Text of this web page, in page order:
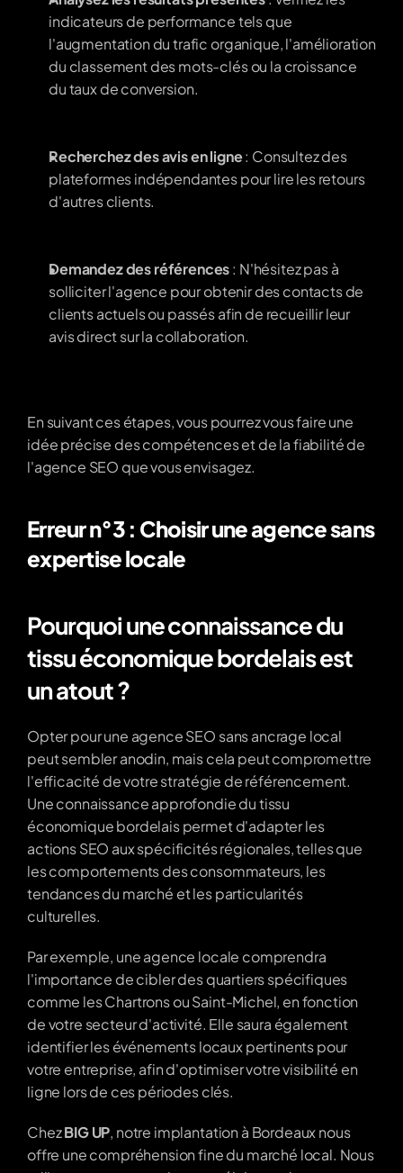
indicateurs de performance tels que
l'augmentation du trafic organique, l'amélioration
du classement des mots-clés ou la croissance
du taux de conversion.
Recherchez des avis en ligne : Consultez des
plateformes indépendantes pour lire les retours
d'autres clients.
Demandez des références : N'hésitez pas à
solliciter l'agence pour obtenir des contacts de
clients actuels ou passés afin de recueillir leur
avis direct sur la collaboration.
En suivant ces étapes, vous pourrez vous faire une
idée précise des compétences et de la fiabilité de
l'agence SEO que vous envisagez.
Erreur n°3 : Choisir une agence sans
expertise locale
Pourquoi une connaissance du
tissu économique bordelais est
un atout ?
Opter pour une agence SEO sans ancrage local
peut sembler anodin, mais cela peut compromettre
l'efficacité de votre stratégie de référencement.
Une connaissance approfondie du tissu
économique bordelais permet d'adapter les
actions SEO aux spécificités régionales, telles que
les comportements des consommateurs, les
tendances du marché et les particularités
culturelles.
Par exemple, une agence locale comprendra
l'importance de cibler des quartiers spécifiques
comme les Chartrons ou Saint-Michel, en fonction
de votre secteur d'activité. Elle saura également
identifier les événements locaux pertinents pour
votre entreprise, afin d'optimiser votre visibilité en
ligne lors de ces périodes clés.
Chez BIG UP, notre implantation à Bordeaux nous
offre une compréhension fine du marché local. Nous